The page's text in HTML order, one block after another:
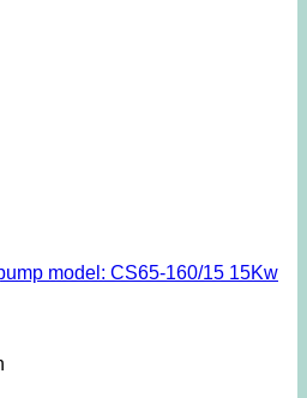
model: CS65-160/15 15Kw